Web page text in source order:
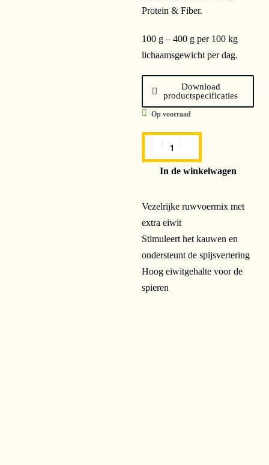
Vezelrijke ruwvoermix met
extra eiwit
Stimuleert het kauwen en
ondersteunt de spijsvertering
Hoog eiwitgehalte voor de
spieren
Protein & Fiber.
100 g – 400 g per 100 kg
lichaamsgewicht per dag.
Op voorraad
In de winkelwagen
Download
productspecificaties